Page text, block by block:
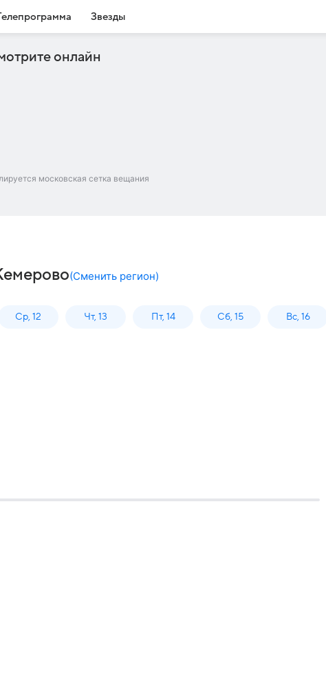
Звезды
онлайн
московская сетка вещания
(Сменить регион)
Ср, 12 Чт, 13 Пт, 14 Сб, 15 Вс, 16